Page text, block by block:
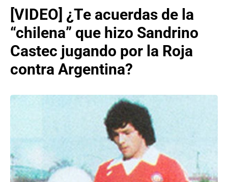
[VIDEO] ¿Te acuerdas de la
“chilena” que hizo Sandrino
Castec jugando por la Roja
contra Argentina?